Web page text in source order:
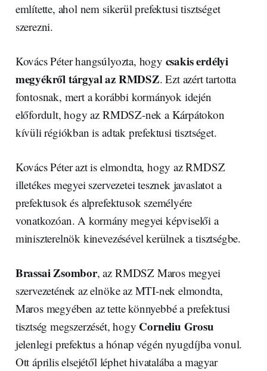
említette, ahol nem sikerül prefektusi tisztséget
szerezni.
Kovács Péter hangsúlyozta, hogy csakis erdélyi
megyékről tárgyal az RMDSZ. Ezt azért tartotta
fontosnak, mert a korábbi kormányok idején
előfordult, hogy az RMDSZ-nek a Kárpátokon
kívüli régiókban is adtak prefektusi tisztséget.
Kovács Péter azt is elmondta, hogy az RMDSZ
illetékes megyei szervezetei tesznek javaslatot a
prefektusok és alprefektusok személyére
vonatkozóan. A kormány megyei képviselői a
miniszterelnök kinevezésével kerülnek a tisztségbe.
Brassai Zsombor, az RMDSZ Maros megyei
szervezetének az elnöke az MTI-nek elmondta,
Maros megyében az tette könnyebbé a prefektusi
tisztség megszerzését, hogy Corneliu Grosu
jelenlegi prefektus a hónap végén nyugdíjba vonul.
Ott április elsejétől léphet hivatalába a magyar